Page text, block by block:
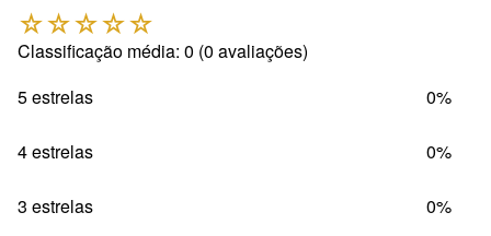
☆☆☆☆☆
Classificação média: 0 (0 avaliações)
5 estrelas
0%
4 estrelas 0%
3 estrelas 0%